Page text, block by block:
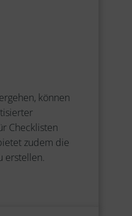
können
Checklisten
zudem die
erstellen.